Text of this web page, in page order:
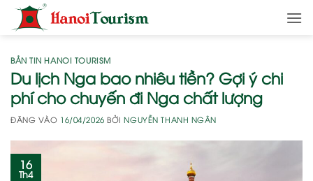
qua
dungBẢN TIN HANOI TOURISM
Du lịch Nga bao nhiêu tiền? Gợi ý chi
phí cho chuyến đi Nga chất lượng
ĐĂNG VÀO 16/04/2026 BỞINGUYỄN THANH NGÂN
16
Th4